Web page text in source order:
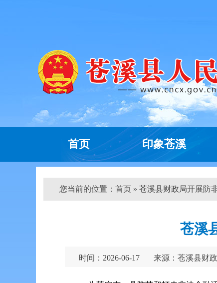
首页 印象苍溪
您当前的位置： 首页 » 苍溪县财政局开展防
苍溪
时间：2026-06-17 来源：苍溪县财